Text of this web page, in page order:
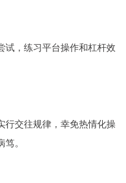
试，练习平台操作和杠杆效
行交往规律，幸免热情化操
。